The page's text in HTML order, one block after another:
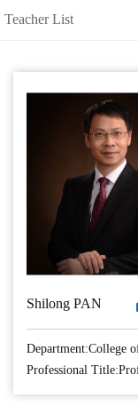
Teacher List
Shilong Pan
degrees in
Shilong PAN
Professional